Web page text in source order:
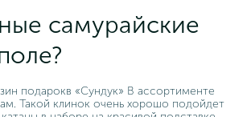
самурайские
подарокв «Сундук» В ассортименте
Такой клинок очень хорошо подойдет